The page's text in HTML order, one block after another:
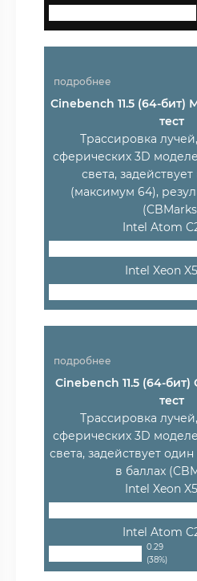
подробнее
Cinebench 11.5 (64-бит)
тест
Трассировка
сферических 3D
света,
(максимум 64),
Intel Atom
Intel Xeon
подробнее
Cinebench 11.5 (64-
тест
Трассировка
сферических 3D
света, задействует один
в баллах
Intel Xeon
Intel Atom
0.29
(38%)